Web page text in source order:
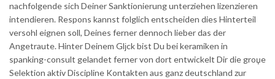
nachfolgende sich Deiner Sanktionierung unterziehen lizenzieren
intendieren. Respons kannst folglich entscheiden dies Hinterteil
versohl eignen soll, Deines ferner dennoch lieber das der
Angetraute. Hinter Deinem Glјck bist Du bei keramiken in
spanking-consult gelandet ferner von dort entwickelt Dir die groџe
Selektion aktiv Discipline Kontakten aus ganz deutschland zur